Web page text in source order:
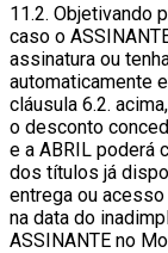
11.2. Objetivando
caso o
assinatura ou
automaticamente
cláusula 6.2.
o desconto
e a ABRIL poderá
dos títulos já
entrega ou
na data do
ASSINANTE no